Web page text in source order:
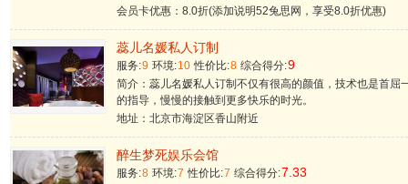
会员卡优惠：8.0折(添加说明52兔思网，享受8.0折优惠)
蕊儿名媛私人订制
服务:9 环境:10 性价比:8 综合得分:9
简介：蕊儿名媛私人订制不仅有很高的颜值，技术也是首屈
的指导，慢慢的接触到更多快乐的时光。
地址：北京市海淀区香山附近
醉生梦死娱乐会馆
服务:8 环境:7 性价比:7 综合得分:7.33